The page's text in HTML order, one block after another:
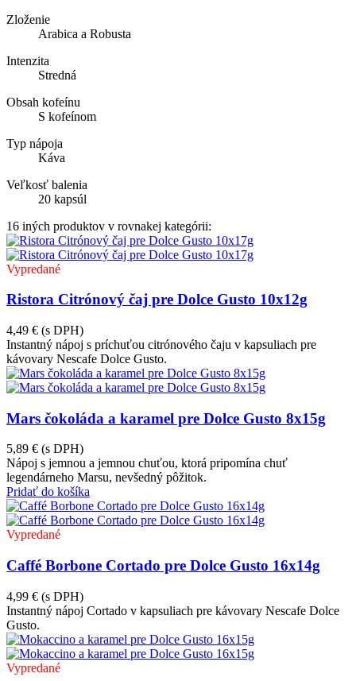
Zloženie
Arabica a Robusta
Intenzita
Stredná
Obsah kofeínu
S kofeínom
Typ nápoja
Káva
Veľkosť balenia
20 kapsúl
16 iných produktov v rovnakej kategórii:
Vypredané
Ristora Citrónový čaj pre Dolce Gusto 10x12g
4,49 € (s DPH)
Instantný nápoj s príchuťou citrónového čaju v kapsuliach pre
kávovary Nescafe Dolce Gusto.
Mars čokoláda a karamel pre Dolce Gusto 8x15g
5,89 € (s DPH)
Nápoj s jemnou a jemnou chuťou, ktorá pripomína chuť
legendárneho Marsu, nevšedný pôžitok.
Pridať do košíka
Vypredané
Caffé Borbone Cortado pre Dolce Gusto 16x14g
4,99 € (s DPH)
Instantný nápoj Cortado v kapsuliach pre kávovary Nescafe Dolce
Gusto.
Vypredané